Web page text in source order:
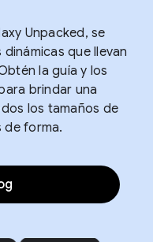
Unpacked, se
que llevan
la guía y los
brindar una
los tamaños de
de forma.